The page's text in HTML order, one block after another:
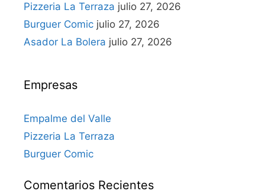
Pizzeria La Terraza julio 27, 2026
Burguer Comic julio 27, 2026
Asador La Bolera julio 27, 2026
Empresas
Empalme del Valle
Pizzeria La Terraza
Burguer Comic
Comentarios Recientes